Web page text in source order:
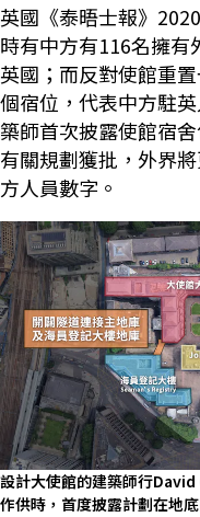
英國《泰晤士報》
時有中方有116名擁有
英國；而反對使館重
個宿位，代表中方駐
築師首次披露使館宿
有關規劃獲批，外界
方人員數字。
設計大使館的建築師行
作供時，首度披露計劃在地